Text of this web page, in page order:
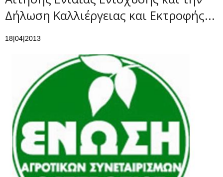
Δήλωση Καλλιέργειας και Εκτροφής...
18|04|2013